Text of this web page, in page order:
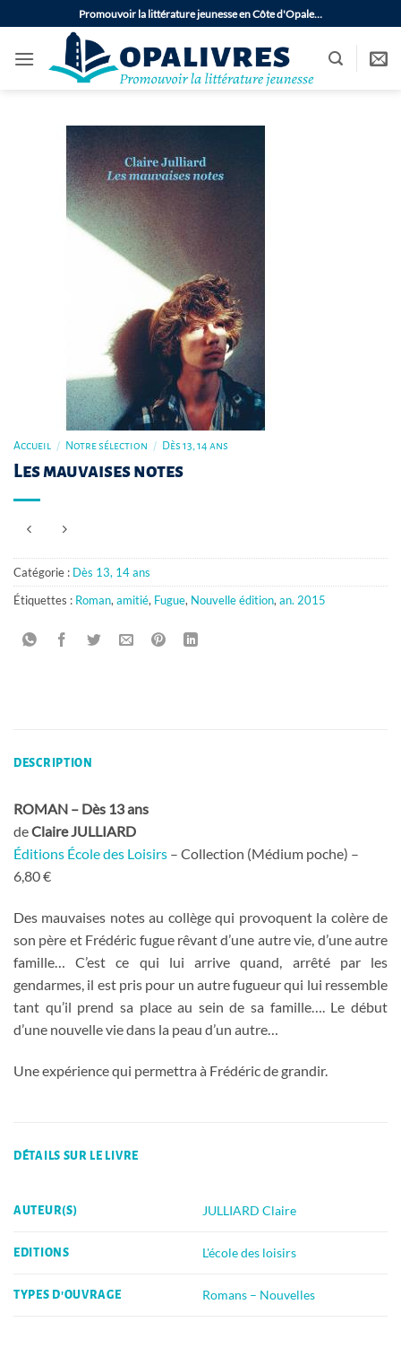
au
contenu
Promouvoir la littérature jeunesse en Côte d'Opale…
Accueil / Notre sélection / Dès 13, 14 ans
Les mauvaises notes
Catégorie : Dès 13, 14 ans
Étiquettes : Roman,amitié, Fugue, Nouvelle édition,an. 2015
DESCRIPTION
ROMAN – Dès 13 ans
deClaire JULLIARD
Éditions École des Loisirs – Collection (Médium poche) –
6,80 €
Des mauvaises notes au collège qui provoquent la colère de
son père et Frédéric fugue rêvant d’une autre vie, d’une autre
famille… C’est ce qui lui arrive quand, arrêté par les
gendarmes, il est pris pour un autre fugueur qui lui ressemble
tant qu’il prend sa place au sein de sa famille…. Le début
d’une nouvelle vie dans la peau d’un autre…
Une expérience qui permettra à Frédéric de grandir.
DÉTAILS SUR LE LIVRE
AUTEUR(S) JULLIARD Claire
EDITIONS L'école des loisirs
TYPES D'OUVRAGE Romans – Nouvelles